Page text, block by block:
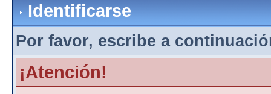
Identificarse
Por favor, escribe a
¡Atención!